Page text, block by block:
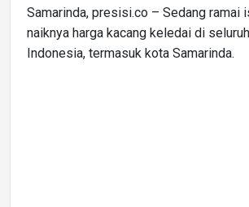
Samarinda, presisi.co – Sedang ramai
naiknya harga kacang keledai di
Indonesia, termasuk kota Samarinda.